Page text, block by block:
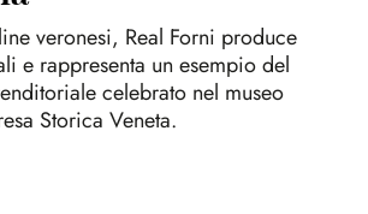
veronesi, Real Forni produce
e rappresenta un esempio del
celebrato nel museo
Storica Veneta.